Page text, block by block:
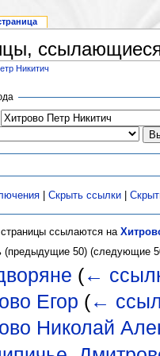
Никитич
|Скрыть ссылки |
ссылаются на
(предыдущие 50) (следующие
(←
Егор (←
Николай